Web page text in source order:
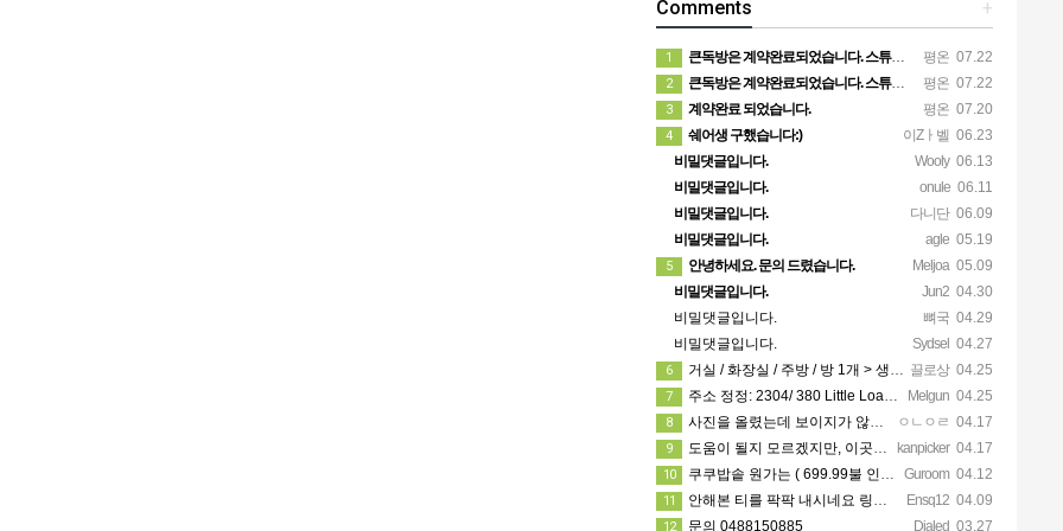
+
Comments
평온 07.22
1
큰독방은 계약완료되었습니다. 스튜디오같은 가장큰방을 2인동시 또는 혼자서 큰독방으로도 즉시입주 가능합니다.
평온 07.22
2
큰독방은 계약완료되었습니다. 스튜디오같은 가장큰방을 2인동시 또는 혼자서 큰독방으로도 즉시입주 가능합니다.
평온 07.20
3
계약완료 되었습니다.
이Zㅏ벨 06.23
4
쉐어생 구했습니다:)
Wooly 06.13
비밀댓글입니다.
onule 06.11
비밀댓글입니다.
다니단 06.09
비밀댓글입니다.
agle 05.19
비밀댓글입니다.
Meljoa 05.09
5
안녕하세요. 문의 드렸습니다.
Jun2 04.30
비밀댓글입니다.
뼈국 04.29
비밀댓글입니다.
Sydsel 04.27
비밀댓글입니다.
끌로상 04.25
6
거실 / 화장실 / 주방 / 방 1개 > 생활용품 무료 사용 가능! 카팍은 없어요!
Melgun 04.25
7
주소 정정: 2304/ 380 Little Loansdale street, 3000
ㅇㄴㅇㄹ 04.17
8
사진을 올렸는데 보이지가 않네요 카톡으로 문의주시면 보내드리겠습니다
kanpicker 04.17
9
도움이 될지 모르겠지만, 이곳에 가셔서 가시고자 하는 지역 한인 업소들을 한 번 둘러보세요. https://…
Guroom 04.12
10
쿠쿠밥솥 원가는 ( 699.99불 인데 쿠폰이랑 세일 할때 사서 540에 산거에요!! )
Ensq12 04.09
11
안해본 티를 팍팍 내시네요 링크 5개 다 조립할려면 8시간이상걸릴겁니다ㅋㅋ 근데 툴은 셀프고 100불?? 어…
Dialed 03.27
12 문의 0488150885